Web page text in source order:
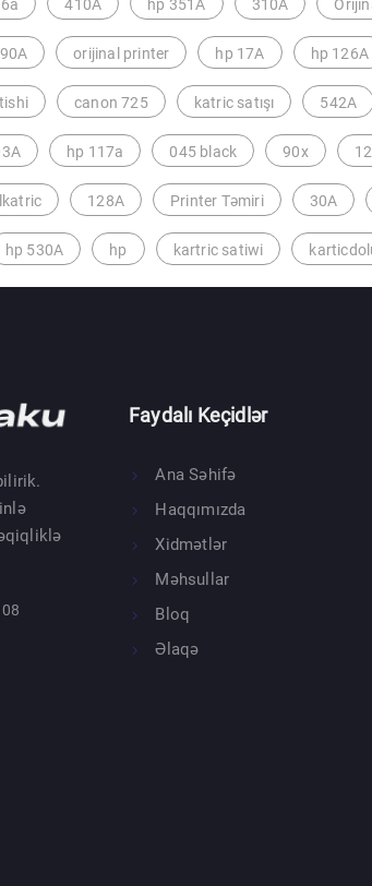
410A hp 351A 310A
orijinal printer hp 17A hp 126A
canon 725 katric satışı 542A
hp 117a 045 black 90x
128A Printer Təmiri 30A
hp 530A hp kartric satiwi
Faydalı Keçidlər
Ana Səhifə
Haqqımızda
Xidmətlər
Məhsullar
Bloq
Əlaqə